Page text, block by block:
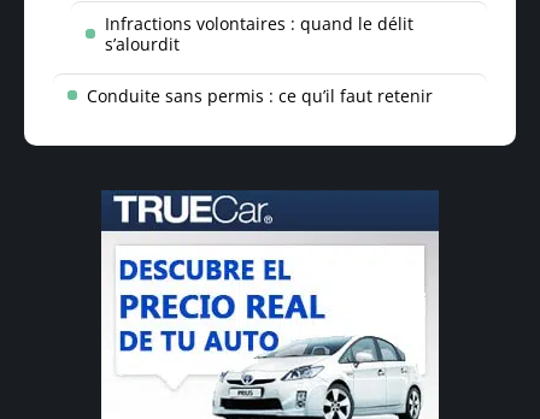
Infractions volontaires : quand le délit
s’alourdit
Conduite sans permis : ce qu’il faut retenir